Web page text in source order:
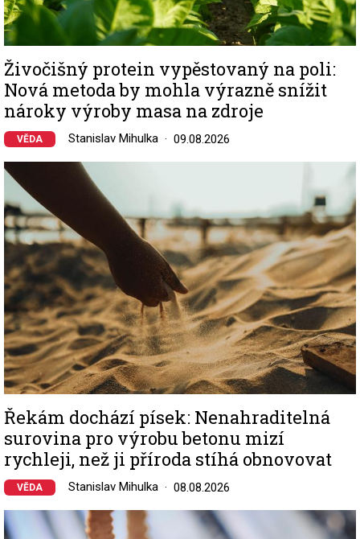
Živočišný protein vypěstovaný na poli:
Nová metoda by mohla výrazně snížit
nároky výroby masa na zdroje
VĚDA Stanislav Mihulka 09.08.2026
Image
Řekám dochází písek: Nenahraditelná
surovina pro výrobu betonu mizí
rychleji, než ji příroda stíhá obnovovat
VĚDA Stanislav Mihulka 08.08.2026
Image